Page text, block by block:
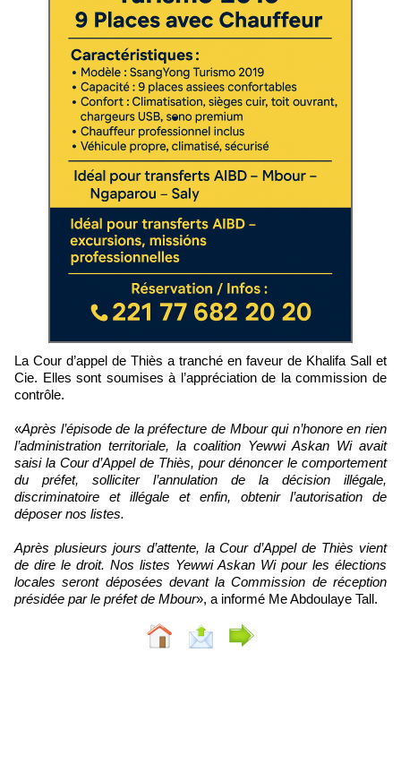
La Cour d’appel de Thiès a tranché en faveur de Khalifa Sall et
Cie. Elles sont soumises à l’appréciation de la commission de
contrôle.
«Après l’épisode de la préfecture de Mbour qui n’honore en rien
l’administration territoriale, la coalition Yewwi Askan Wi avait
saisi la Cour d’Appel de Thiès, pour dénoncer le comportement
du préfet, solliciter l’annulation de la décision illégale,
discriminatoire et illégale et enfin, obtenir l’autorisation de
déposer nos listes.
Après plusieurs jours d’attente, la Cour d’Appel de Thiès vient
de dire le droit. Nos listes Yewwi Askan Wi pour les élections
locales seront déposées devant la Commission de réception
présidée par le préfet de Mbour», a informé Me Abdoulaye Tall.